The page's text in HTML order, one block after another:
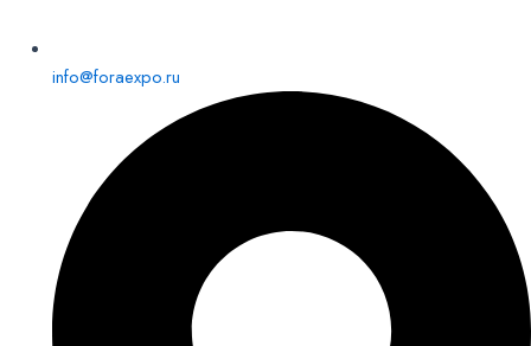
info@foraexpo.ru